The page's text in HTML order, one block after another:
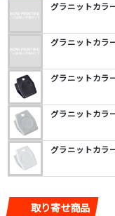
グラニットカラ
グラニットカラ
グラニットカラ
グラニットカラ
グラニットカラ
取り寄せ商品